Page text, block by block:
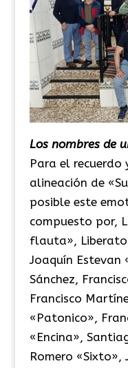
Los nombres de
Para el
alineación de
posible este
compuesto por,
flauta», Liberato
Joaquín Estevan
Sánchez,
Francisco
«Patonico»,
«Encina»,
Romero «Sixto»,